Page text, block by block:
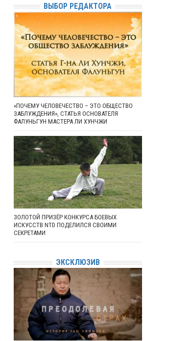
ВЫБОР РЕДАКТОРА
«ПОЧЕМУ ЧЕЛОВЕЧЕСТВО – ЭТО ОБЩЕСТВО
ЗАБЛУЖДЕНИЯ», СТАТЬЯ ОСНОВАТЕЛЯ
ФАЛУНЬГУН МАСТЕРА ЛИ ХУНЧЖИ
ЗОЛОТОЙ ПРИЗЁР КОНКУРСА БОЕВЫХ
ИСКУССТВ NTD ПОДЕЛИЛСЯ СВОИМИ
СЕКРЕТАМИ
ЭКСКЛЮЗИВ